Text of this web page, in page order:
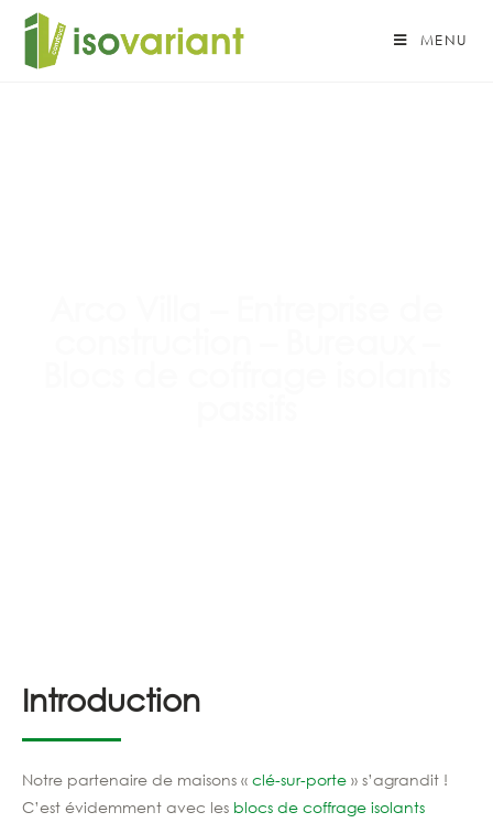
MENU
Introduction
Notre partenaire de maisons « clé-sur-porte » s’agrandit !
C’est évidemment avec les blocs de coffrage isolants